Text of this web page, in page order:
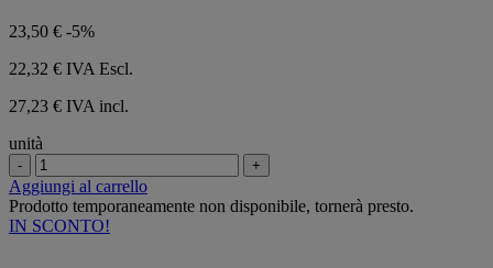
23,50 € -5%
22,32 € IVA Escl.
27,23 € IVA incl.
unità
- +
Aggiungi al carrello
Prodotto temporaneamente non disponibile, tornerà presto.
IN SCONTO!